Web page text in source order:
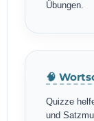
Übungen.
🧠
Quizze
und